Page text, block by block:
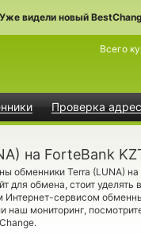
Уже видели новый
Проверка
Всего
на ForteBank
обменники Terra (LUNA)
для обмена, стоит
сервисом
наш мониторинг,